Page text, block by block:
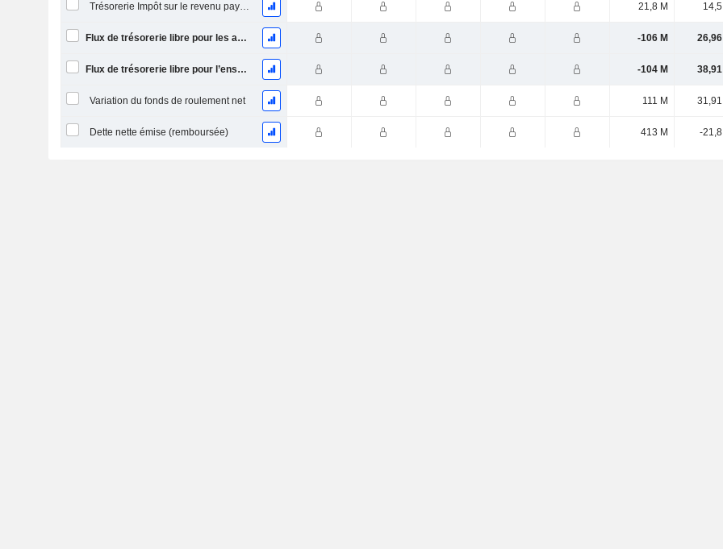
Trésorerie Impôt sur le revenu payé (remboursement)Impôt effectivement payé (remboursé) sur l’exercice 21,8 M 14,5
Flux de trésorerie libre pour les actionnaires FCFE -106 M 26,96
Flux de trésorerie libre pour l’ensemble des pourvoyeurs de fonds (créanciers et actionnaires) FCFF -104 M 38,91
Variation du fonds de roulement net 111 M 31,91
Dette nette émise (remboursée) 413 M -21,8